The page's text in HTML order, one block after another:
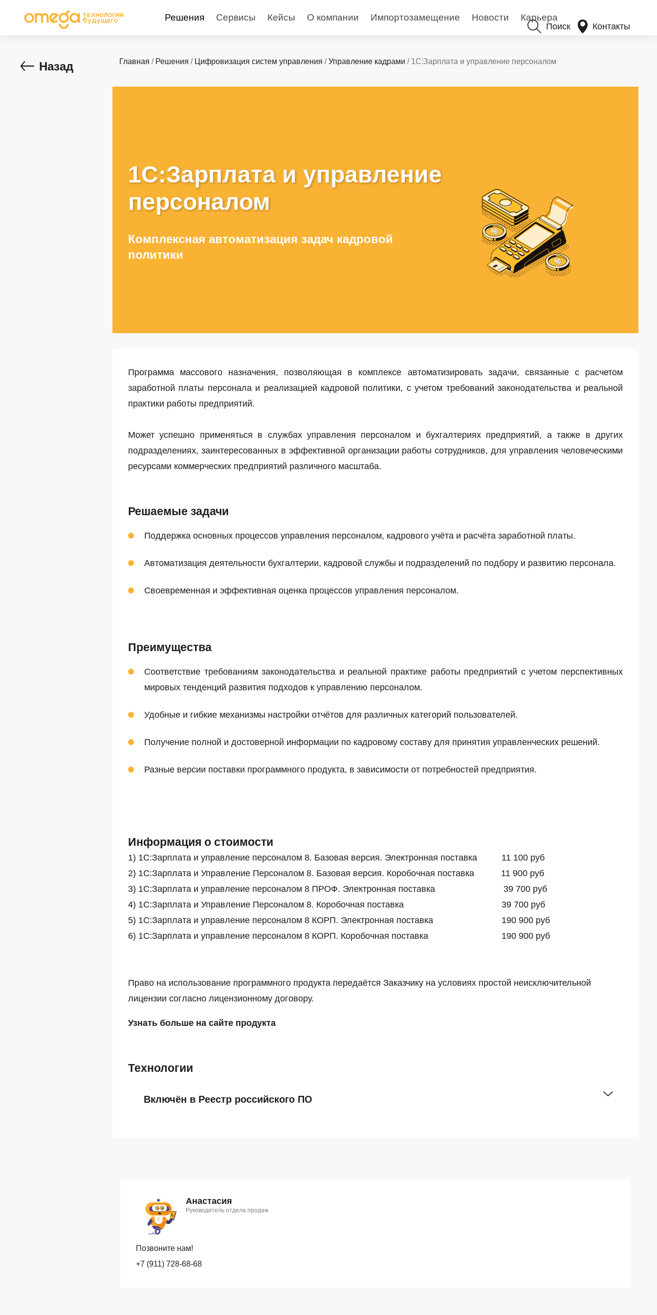
Решения Сервисы Кейсы О компании Импортозамещение Новости Карьера
Поиск Контакты
Главная / Решения / Цифровизация систем управления /Управление кадрами / 1С:Зарплата и управление персоналом
1С:Зарплата и управление
персоналом
Комплексная автоматизация задач кадровой
политики
Программа массового назначения, позволяющая в комплексе автоматизировать задачи, связанные с расчетом
заработной платы персонала и реализацией кадровой политики, с учетом требований законодательства и реальной
практики работы предприятий.
Может успешно применяться в службах управления персоналом и бухгалтериях предприятий, а также в других
подразделениях, заинтересованных в эффективной организации работы сотрудников, для управления человеческими
ресурсами коммерческих предприятий различного масштаба.
Решаемые задачи
Поддержка основных процессов управления персоналом, кадрового учёта и расчёта заработной платы.
Автоматизация деятельности бухгалтерии, кадровой службы и подразделений по подбору и развитию персонала.
Своевременная и эффективная оценка процессов управления персоналом.
Преимущества
Соответствие требованиям законодательства и реальной практике работы предприятий с учетом перспективных
мировых тенденций развития подходов к управлению персоналом.
Удобные и гибкие механизмы настройки отчётов для различных категорий пользователей.
Получение полной и достоверной информации по кадровому составу для принятия управленческих решений.
Разные версии поставки программного продукта, в зависимости от потребностей предприятия.
Информация о стоимости
1) 1С:Зарплата и управление персоналом 8. Базовая версия. Электронная поставка 11 100 руб
2) 1С:Зарплата и Управление Персоналом 8. Базовая версия. Коробочная поставка 11 900 руб
3) 1С:Зарплата и управление персоналом 8 ПРОФ. Электронная поставка 39 700 руб
4) 1С:Зарплата и Управление Персоналом 8. Коробочная поставка 39 700 руб
5) 1С:Зарплата и управление персоналом 8 КОРП. Электронная поставка 190 900 руб
6) 1С:Зарплата и управление персоналом 8 КОРП. Коробочная поставка 190 900 руб
Право на использование программного продукта передаётся Заказчику на условиях простой неисключительной
лицензии согласно лицензионному договору.
Узнать больше на сайте продукта
Технологии
Включён в Реестр российского ПО
Анастасия
Руководитель отдела продаж
Позвоните нам!
+7 (911) 728-68-68
Назад